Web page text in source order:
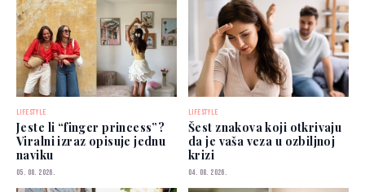
LIFESTYLE
Jeste li “finger princess”?
Viralni izraz opisuje jednu
naviku
05. 08. 2026.
LIFESTYLE
Šest znakova koji otkrivaju
da je vaša veza u ozbiljnoj
krizi
04. 08. 2026.